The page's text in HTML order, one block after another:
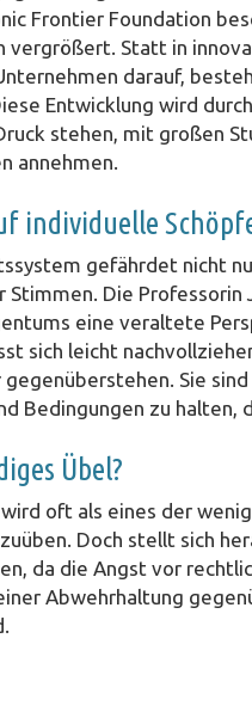
Frontier Foundation
vergrößert. Statt in
darauf,
Entwicklung wird
stehen, mit großen
annehmen.
individuelle
gefährdet nicht
Die
eine veraltete
sich leicht
gegenüberstehen. Sie
Bedingungen zu halten,
Übel?
wird oft als eines der
Doch stellt sich
da die Angst vor
Abwehrhaltung